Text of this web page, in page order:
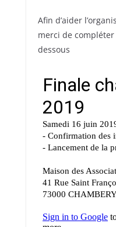
Afin d’aider
merci de compléter
dessous